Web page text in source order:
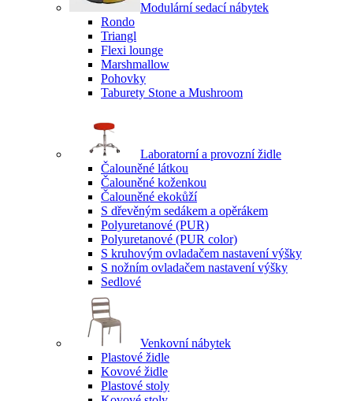
Modulární sedací nábytek
Rondo
Triangl
Flexi lounge
Marshmallow
Pohovky
Taburety Stone a Mushroom
Laboratorní a provozní židle
Čalouněné látkou
Čalouněné koženkou
Čalouněné ekokůží
S dřevěným sedákem a opěrákem
Polyuretanové (PUR)
Polyuretanové (PUR color)
S kruhovým ovladačem nastavení výšky
S nožním ovladačem nastavení výšky
Sedlové
Venkovní nábytek
Plastové židle
Kovové židle
Plastové stoly